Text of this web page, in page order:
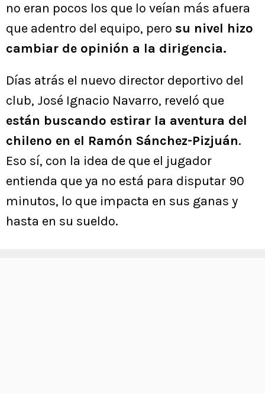
no eran pocos los que lo veían más afuera
que adentro del equipo, pero su nivel hizo
cambiar de opinión a la dirigencia.
Días atrás el nuevo director deportivo del
club, José Ignacio Navarro, reveló que
están buscando estirar la aventura del
chileno en el Ramón Sánchez-Pizjuán.
Eso sí, con la idea de que el jugador
entienda que ya no está para disputar 90
minutos, lo que impacta en sus ganas y
hasta en su sueldo.